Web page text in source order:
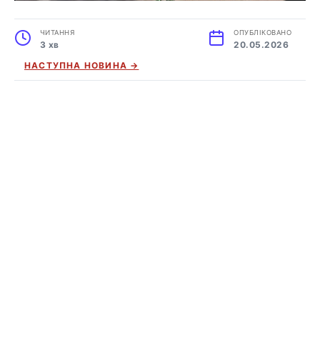
ЧИТАННЯ
3 хв
ОПУБЛІКОВАНО
20.05.2026
НАСТУПНА НОВИНА →